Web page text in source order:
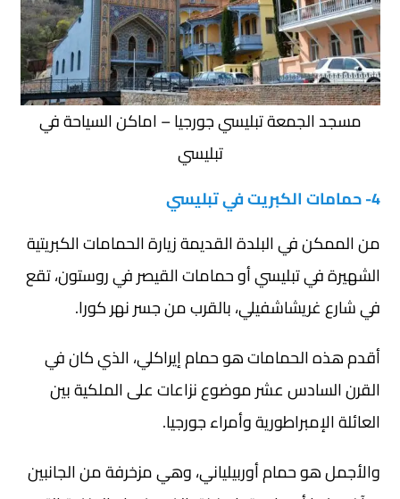
مسجد الجمعة تبليسي جورجيا – اماكن السياحة في
تبليسي
4- حمامات الكبريت في تبليسي
من الممكن في البلدة القديمة زيارة الحمامات الكبريتية
الشهيرة في تبليسي أو حمامات القيصر في روستون، تقع
في شارع غريشاشفيلي، بالقرب من جسر نهر كورا.
أقدم هذه الحمامات هو حمام إيراكلي، الذي كان في
القرن السادس عشر موضوع نزاعات على الملكية بين
العائلة الإمبراطورية وأمراء جورجيا.
والأجمل هو حمام أوربيلياني، وهي مزخرفة من الجانبين